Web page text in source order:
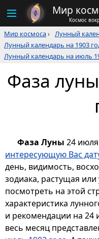
Мир
Космос
Мир космоса› Лунный
Лунный календарь на 1903
Лунный календарь на июль
Фаза
Фаза Луны 24
интересующую Вас
день, видимость,
зодиака, растущая
посмотреть на этой
характеристика
и рекомендации на 24
весь месяц